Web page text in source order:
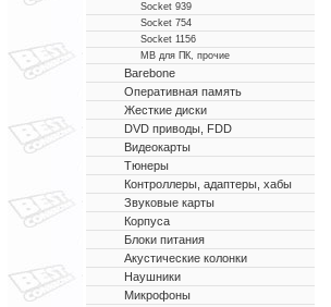
Socket 939
Socket 754
Socket 1156
MB для ПК, прочие
Barebone
Оперативная память
Жесткие диски
DVD приводы, FDD
Видеокарты
Тюнеры
Контроллеры, адаптеры, хабы
Звуковые карты
Корпуса
Блоки питания
Акустические колонки
Наушники
Микрофоны